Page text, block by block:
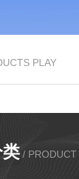
PLAY
/ PRODUCT